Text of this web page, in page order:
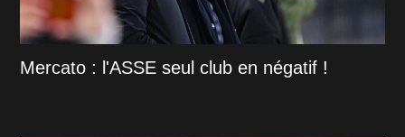
Mercato : l'ASSE seul club en négatif !